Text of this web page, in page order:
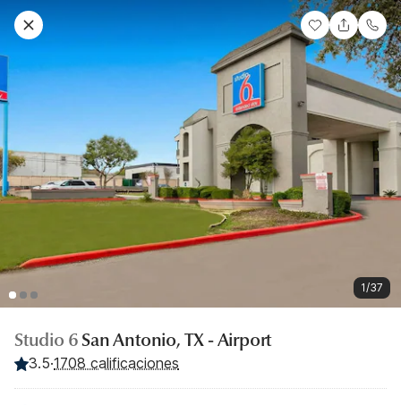
1/37
Studio 6San Antonio, TX - Airport
3.5·1708 calificaciones